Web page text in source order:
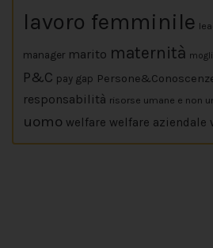
lavoro femminile
manager marito maternità
P&C pay gap
responsabilità risorse umane e non
uomo welfare welfare aziendale